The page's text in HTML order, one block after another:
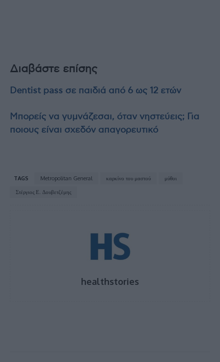
Διαβάστε επίσης
Dentist pass σε παιδιά από 6 ως 12 ετών
Μπορείς να γυμνάζεσαι, όταν νηστεύεις; Για
ποιους είναι σχεδόν απαγορευτικό
TAGS Metropolitan General καρκίνο του μαστού
μύθοι
Στέργιος Ε. Δουβετζέμης
healthstories